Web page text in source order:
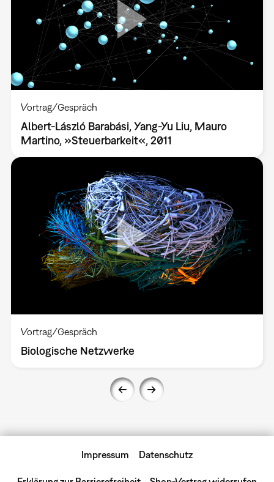
Vortrag/Gespräch
Albert-László Barabási, Yang-Yu Liu, Mauro
Martino, »Steuerbarkeit«, 2011
Vortrag/Gespräch
Biologische Netzwerke
Impressum Datenschutz